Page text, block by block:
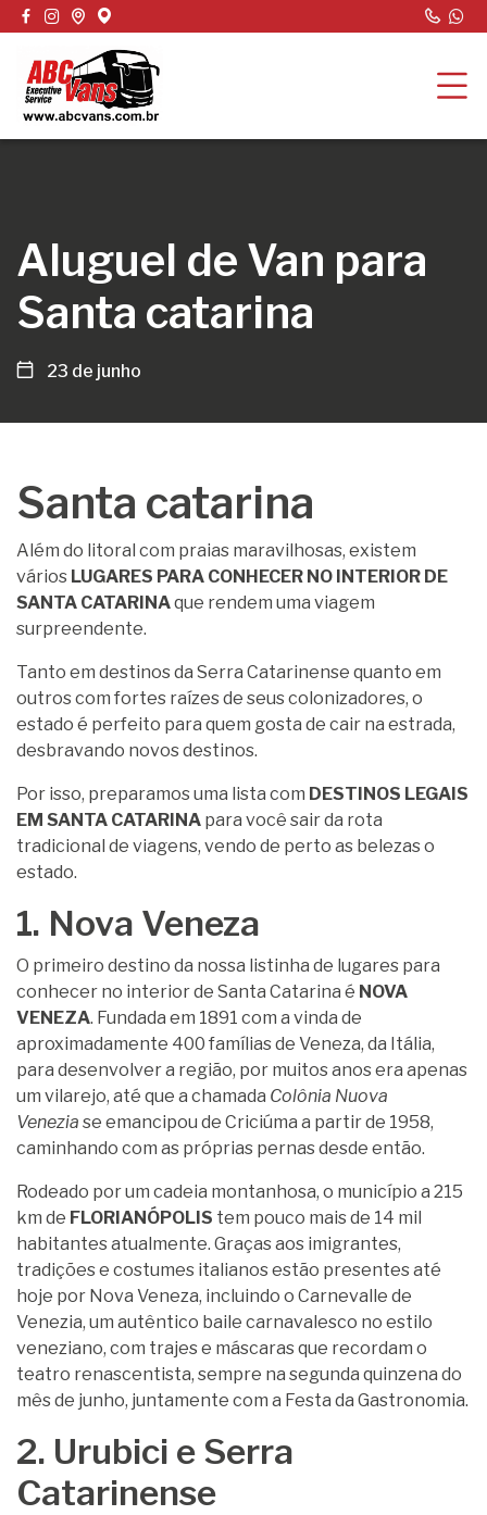
Aluguel de Van para
Santa catarina
23 de junho
Santa catarina
Além do litoral com praias maravilhosas, existem
vários LUGARES PARA CONHECER NO INTERIOR DE
SANTA CATARINAque rendem uma viagem
surpreendente.
Tanto em destinos da Serra Catarinense quanto em
outros com fortes raízes de seus colonizadores, o
estado é perfeito para quem gosta de cair na estrada,
desbravando novos destinos.
Por isso, preparamos uma lista com DESTINOS LEGAIS
EM SANTA CATARINA para você sair da rota
tradicional de viagens, vendo de perto as belezas o
estado.
1. Nova Veneza
O primeiro destino da nossa listinha de lugares para
conhecer no interior de Santa Catarina é NOVA
VENEZA. Fundada em 1891 com a vinda de
aproximadamente 400 famílias de Veneza, da Itália,
para desenvolver a região, por muitos anos era apenas
um vilarejo, até que a chamada Colônia Nuova
Venezia se emancipou de Criciúma a partir de 1958,
caminhando com as próprias pernas desde então.
Rodeado por um cadeia montanhosa, o município a 215
km de FLORIANÓPOLIS tem pouco mais de 14 mil
habitantes atualmente. Graças aos imigrantes,
tradições e costumes italianos estão presentes até
hoje por Nova Veneza, incluindo o Carnevalle de
Venezia, um autêntico baile carnavalesco no estilo
veneziano, com trajes e máscaras que recordam o
teatro renascentista, sempre na segunda quinzena do
mês de junho, juntamente com a Festa da Gastronomia.
2. Urubici e Serra
Catarinense